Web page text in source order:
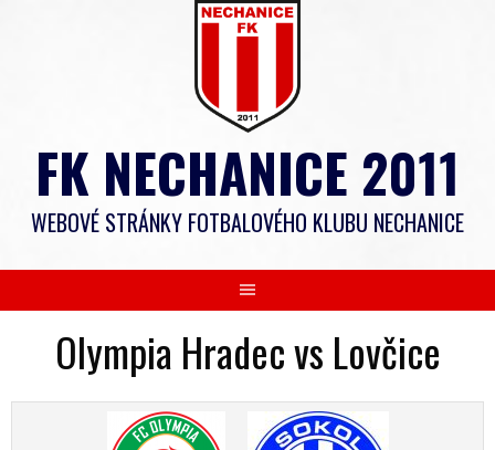
FK NECHANICE 2011
WEBOVÉ STRÁNKY FOTBALOVÉHO KLUBU NECHANICE
Olympia Hradec vs Lovčice